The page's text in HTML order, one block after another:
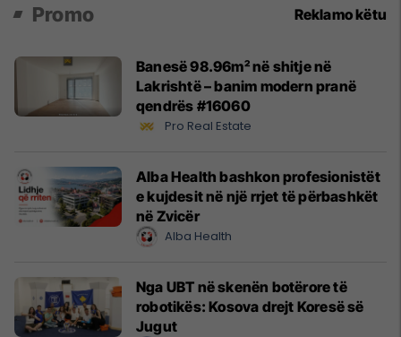
Promo Reklamo këtu
Banesë 98.96m² në shitje në
Lakrishtë – banim modern pranë
qendrës #16060
Pro Real Estate
Alba Health bashkon profesionistët
e kujdesit në një rrjet të përbashkët
në Zvicër
Alba Health
Nga UBT në skenën botërore të
robotikës: Kosova drejt Koresë së
Jugut